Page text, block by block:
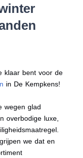
klaar bent voor de
in De Kempkens!
wegen glad
overbodige luxe,
we dat en